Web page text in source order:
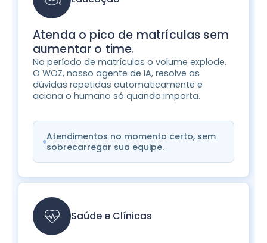
Atenda o pico de matrículas sem
aumentar o time.
No período de matrículas o volume explode.
O WOZ, nosso agente de IA, resolve as
dúvidas repetidas automaticamente e
aciona o humano só quando importa.
Atendimentos no momento certo, sem
sobrecarregar sua equipe.
Saúde e Clínicas